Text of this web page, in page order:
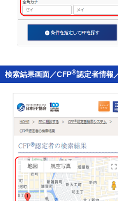
検索結果画面／CFP®認定者情報